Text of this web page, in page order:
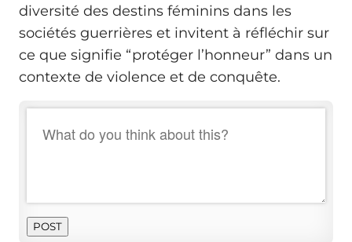
diversité des destins féminins dans les
sociétés guerrières et invitent à réfléchir sur
ce que signifie “protéger l’honneur” dans un
contexte de violence et de conquête.
POST